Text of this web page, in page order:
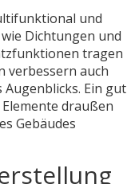
und
Dichtungen und
tragen
verbessern auch
Ein gut
draußen
Gebäudes